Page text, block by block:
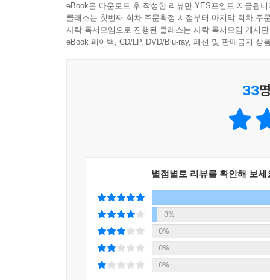
eBook은 다운로드 후 작성한 리뷰만 YES포인트 지급됩니
클래스는 첫번째 회차 주문확정 시점부터 마지막 회차 주
사락 독서모임으로 진행된 클래스는 사락 독서모임 게시
eBook 페이백, CD/LP, DVD/Blu-ray, 패션 및 판매금지 상
33
별점별로 리뷰를 확인해 보세
3%
0%
0%
0%